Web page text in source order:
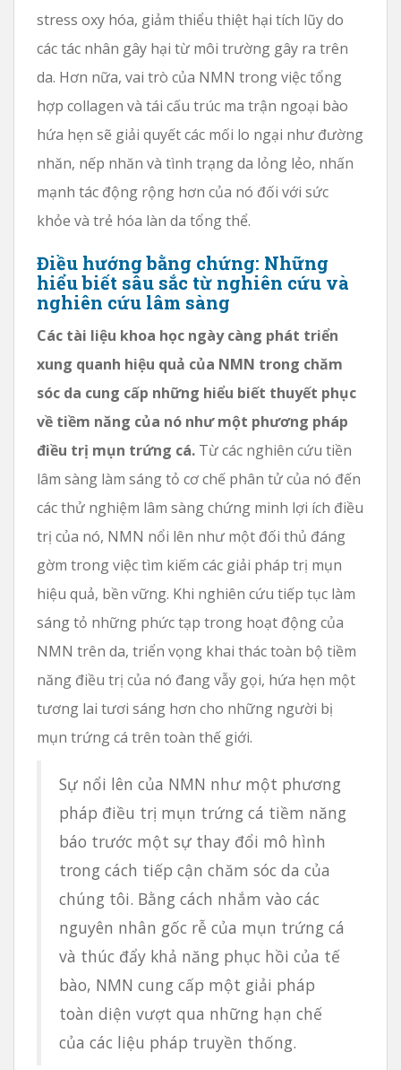
stress oxy hóa, giảm thiểu thiệt hại tích lũy do
các tác nhân gây hại từ môi trường gây ra trên
da. Hơn nữa, vai trò của NMN trong việc tổng
hợp collagen và tái cấu trúc ma trận ngoại bào
hứa hẹn sẽ giải quyết các mối lo ngại như đường
nhăn, nếp nhăn và tình trạng da lỏng lẻo, nhấn
mạnh tác động rộng hơn của nó đối với sức
khỏe và trẻ hóa làn da tổng thể.
Điều hướng bằng chứng: Những
hiểu biết sâu sắc từ nghiên cứu và
nghiên cứu lâm sàng
Các tài liệu khoa học ngày càng phát triển
xung quanh hiệu quả của NMN trong chăm
sóc da cung cấp những hiểu biết thuyết phục
về tiềm năng của nó như một phương pháp
điều trị mụn trứng cá. Từ các nghiên cứu tiền
lâm sàng làm sáng tỏ cơ chế phân tử của nó đến
các thử nghiệm lâm sàng chứng minh lợi ích điều
trị của nó, NMN nổi lên như một đối thủ đáng
gờm trong việc tìm kiếm các giải pháp trị mụn
hiệu quả, bền vững. Khi nghiên cứu tiếp tục làm
sáng tỏ những phức tạp trong hoạt động của
NMN trên da, triển vọng khai thác toàn bộ tiềm
năng điều trị của nó đang vẫy gọi, hứa hẹn một
tương lai tươi sáng hơn cho những người bị
mụn trứng cá trên toàn thế giới.
Sự nổi lên của NMN như một phương
pháp điều trị mụn trứng cá tiềm năng
báo trước một sự thay đổi mô hình
trong cách tiếp cận chăm sóc da của
chúng tôi. Bằng cách nhắm vào các
nguyên nhân gốc rễ của mụn trứng cá
và thúc đẩy khả năng phục hồi của tế
bào, NMN cung cấp một giải pháp
toàn diện vượt qua những hạn chế
của các liệu pháp truyền thống.